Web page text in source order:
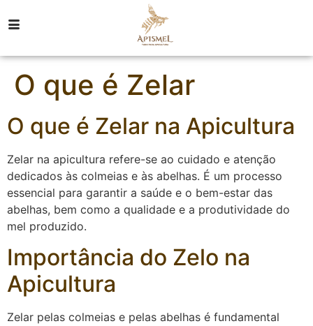
O que é Zelar
O que é Zelar na Apicultura
Zelar na apicultura refere-se ao cuidado e atenção
dedicados às colmeias e às abelhas. É um processo
essencial para garantir a saúde e o bem-estar das
abelhas, bem como a qualidade e a produtividade do
mel produzido.
Importância do Zelo na
Apicultura
Zelar pelas colmeias e pelas abelhas é fundamental